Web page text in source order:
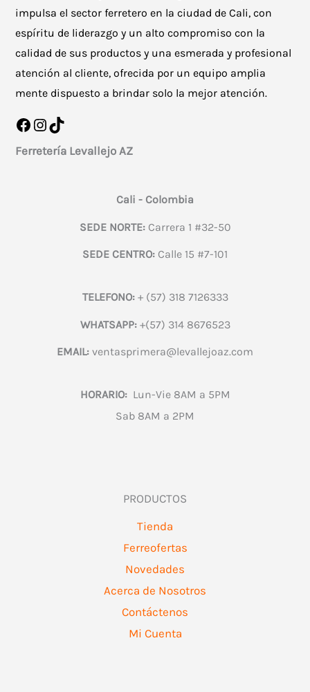
impulsa el sector ferretero en la ciudad de Cali, con
espíritu de liderazgo y un alto compromiso con la
calidad de sus productos y una esmerada y profesional
atención al cliente, ofrecida por un equipo amplia
mente dispuesto a brindar solo la mejor atención.
Facebook
Instagram
TikTok
Ferretería Levallejo AZ
Cali - Colombia
SEDE NORTE:Carrera 1 #32-50
SEDE CENTRO: Calle 15 #7-101
TELEFONO:+ (57) 318 7126333
WHATSAPP:+(57) 314 8676523
EMAIL: ventasprimera@levallejoaz.com
HORARIO:Lun-Vie 8AM a 5PM
Sab 8AM a 2PM
PRODUCTOS
Tienda
Ferreofertas
Novedades
Acerca de Nosotros
Contáctenos
Mi Cuenta